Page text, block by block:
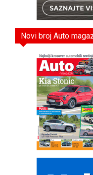
Novi broj Auto